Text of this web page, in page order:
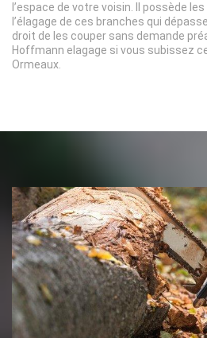
l’espace de votre voisin. Il possède
l’élagage de ces branches qui
droit de les couper sans demande
Hoffmann elagage si vous subissez
Ormeaux.